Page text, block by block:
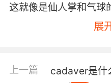
这就像是仙人掌和气球
4. Just have to
得小心别碰上这些比
展
上一篇
cadaver是什